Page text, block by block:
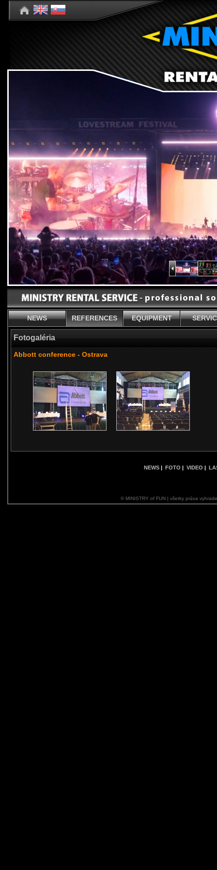
NEWS REFERENCES EQUIPMENT
Fotogaléria
Abbott conference - Ostrava
NEWS | FOTO | VIDEO |
© MINISTRY of FUN | všetky práva